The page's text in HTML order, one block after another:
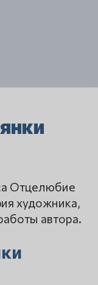
Отцелюбие
художника,
автора.